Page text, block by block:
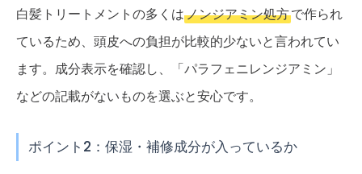
白髪トリートメントの多くはノンジアミン処方で作られ
ているため、頭皮への負担が比較的少ないと言われてい
ます。成分表示を確認し、「パラフェニレンジアミン」
などの記載がないものを選ぶと安心です。
ポイント2：保湿・補修成分が入っているか